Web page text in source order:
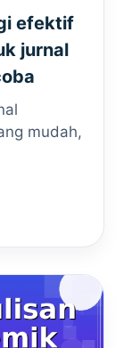
efektif
jurnal
mudah,